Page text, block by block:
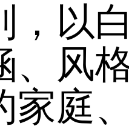
，以
、风
家庭